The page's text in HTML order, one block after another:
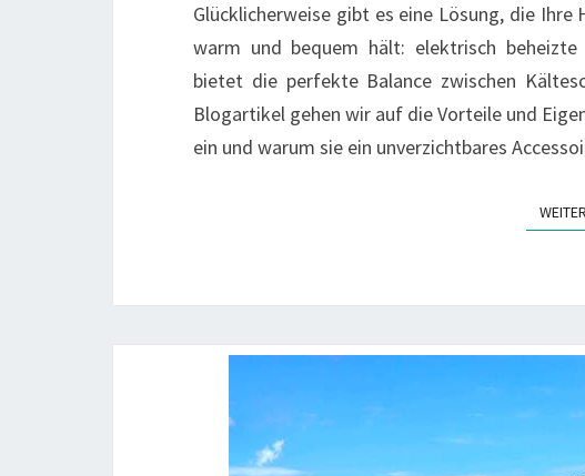
Glücklicherweise gibt es eine Lösung, die
warm und bequem hält: elektrisch beheizte
bietet die perfekte Balance zwischen
Blogartikel gehen wir auf die Vorteile und
ein und warum sie ein unverzichtbares